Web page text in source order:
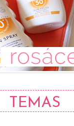
TEMAS